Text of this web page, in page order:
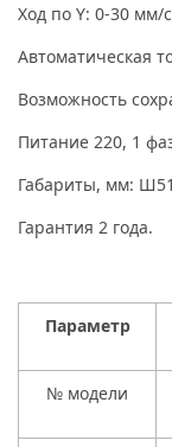
Ход по Y: 0-30 мм/
Автоматическая
Возможность
Питание 220, 1
Габариты, мм:
Гарантия 2 года.
Параметр
№ модели